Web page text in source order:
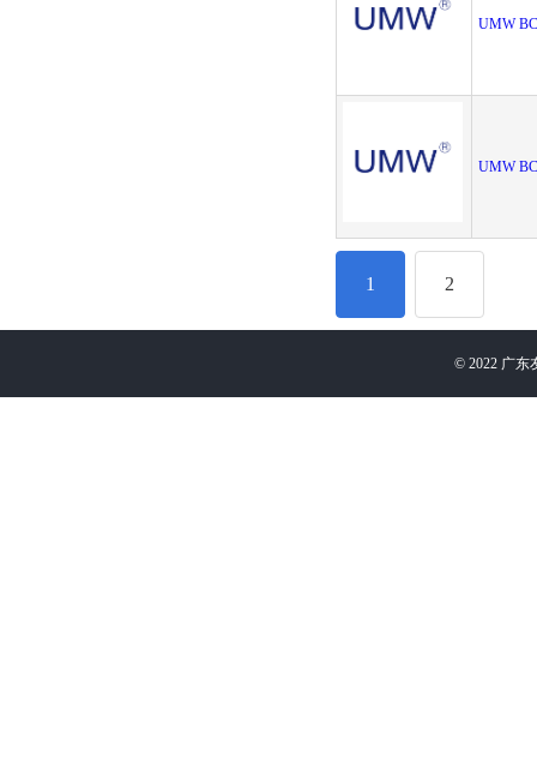
UMW
UMW
1 2
© 2022 广东